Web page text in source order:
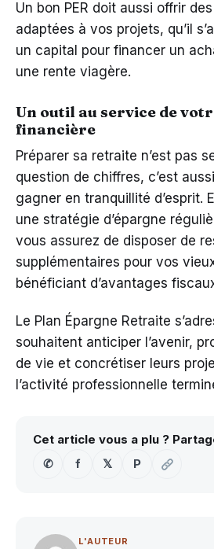
Un bon PER doit aussi offrir
adaptées à vos projets, qu’il
un capital pour financer un
une rente viagère.
Un outil au service de
financière
Préparer sa retraite n’est pas
question de chiffres, c’est
gagner en tranquillité d’esprit.
une stratégie d’épargne
vous assurez de disposer de
supplémentaires pour vos
bénéficiant d’avantages
Le Plan Épargne Retraite
souhaitent anticiper l’avenir,
de vie et concrétiser leurs
l’activité professionnelle
Cet article vous a plu ?
✆
f 𝕏 P
L'AUTEUR